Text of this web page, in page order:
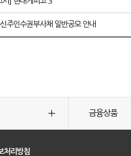
주인수권부사채 일반공모 안내
금융상품
처리방침